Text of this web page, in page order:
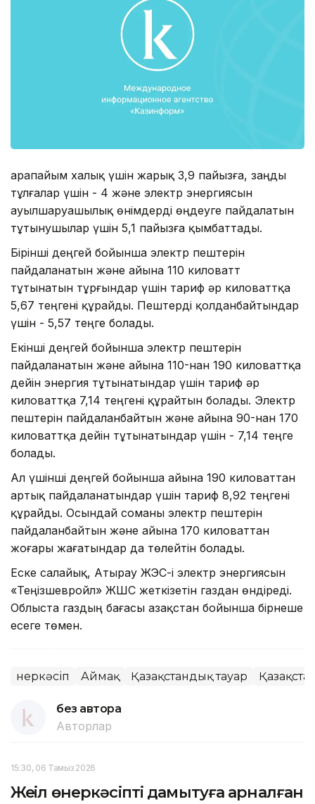
Қарапайым халық үшін жарық 3,9 пайызға, заңды
тұлғалар үшін - 4 және электр энергиясын
ауылшаруашылық өнімдерді өңдеуге пайдалатын
тұтынушылар үшін 5,1 пайызға қымбаттады.
Бірінші деңгей бойынша электр пештерін
пайдаланатын және айына 110 киловатт
тұтынатын тұрғындар үшін тариф әр киловаттқа
5,67 теңгені құрайды. Пештерді қолданбайтындар
үшін - 5,57 теңге болады.
Екінші деңгей бойынша электр пештерін
пайдаланатын және айына 110-нан 190 киловаттқа
дейін энергия тұтынатындар үшін тариф әр
киловаттқа 7,14 теңгені құрайтын болады. Электр
пештерін пайдаланбайтын және айына 90-нан 170
киловаттқа дейін тұтынатындар үшін - 7,14 теңге
болады.
Ал үшінші деңгей бойынша айына 190 киловаттан
артық пайдаланатындар үшін тариф 8,92 теңгені
құрайды. Осындай соманы электр пештерін
пайдаланбайтын және айына 170 киловаттан
жоғары жағатындар да төлейтін болады.
Еске салайық, Атырау ЖЭС-і электр энергиясын
«Теңізшевройл» ЖШС жеткізетін газдан өндіреді.
Облыста газдың бағасы Қазақстан бойынша бірнеше
есеге төмен.
Өнеркәсіп Аймақ Қазақстандық тауар
без автора
Авторлар
15:30, 06 Тамыз 2026
Жеңіл өнеркәсіпті дамытуға арналған